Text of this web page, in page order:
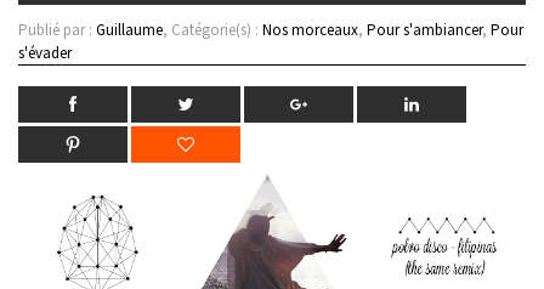
Publié par : Guillaume, Catégorie(s) : Nos morceaux, Pour s'ambiancer, Pour
s'évader